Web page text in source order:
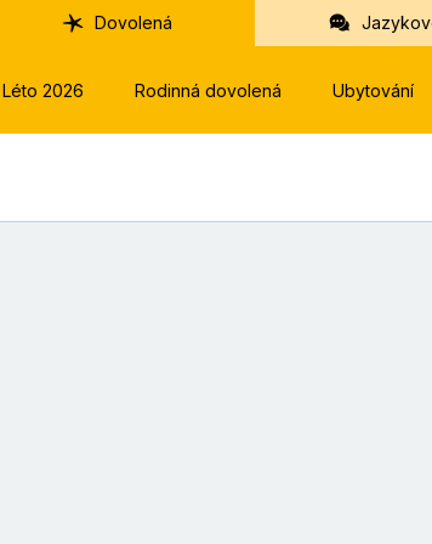
Dovolená
Léto 2026 Rodinná dovolená Ubytování